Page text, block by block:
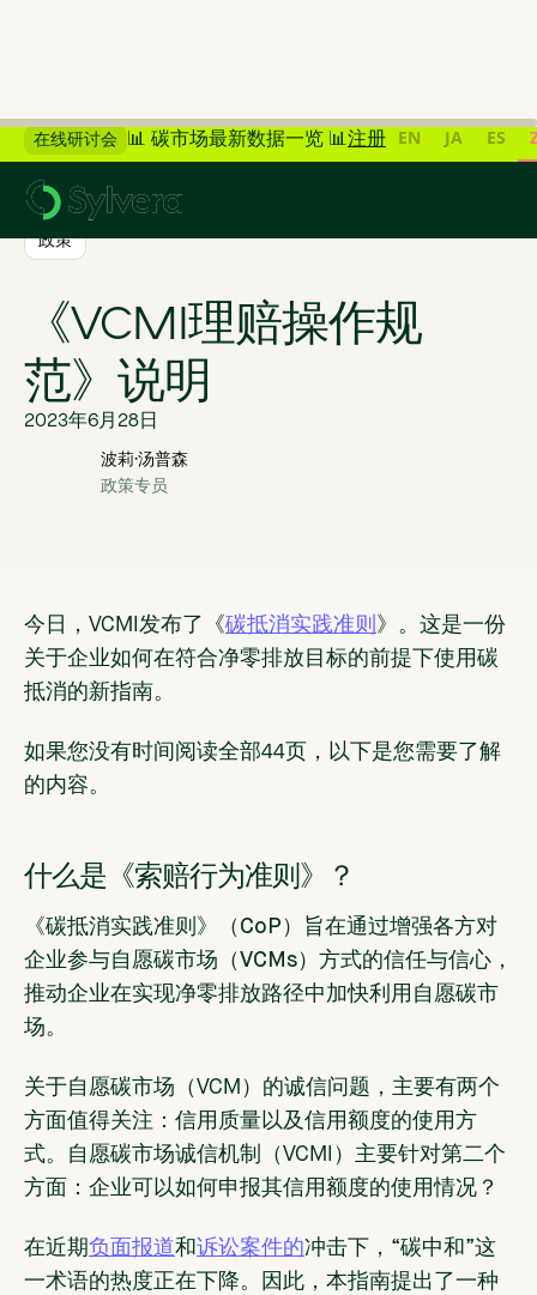
在线研讨会 📊 碳市场最新数据一览 📊注册 EN JA ES
政策
《VCMI理赔操作规
范》说明
2023年6月28日
波莉·汤普森
政策专员
今日，VCMI发布了《碳抵消实践准则 》。这是一份
关于企业如何在符合净零排放目标的前提下使用碳
抵消的新指南。
如果您没有时间阅读全部44页，以下是您需要了解
的内容。
什么是《索赔行为准则》？
《碳抵消实践准则》（CoP）旨在通过增强各方对
企业参与自愿碳市场（VCMs）方式的信任与信心，
推动企业在实现净零排放路径中加快利用自愿碳市
场。
关于自愿碳市场（VCM）的诚信问题，主要有两个
方面值得关注：信用质量以及信用额度的使用方
式。自愿碳市场诚信机制（VCMI）主要针对第二个
方面：企业可以如何申报其信用额度的使用情况？
在近期负面报道和诉讼案件的冲击下，“碳中和”这
一术语的热度正在下降。因此，本指南提出了一种